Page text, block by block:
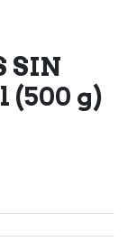
SIN
(500 g)